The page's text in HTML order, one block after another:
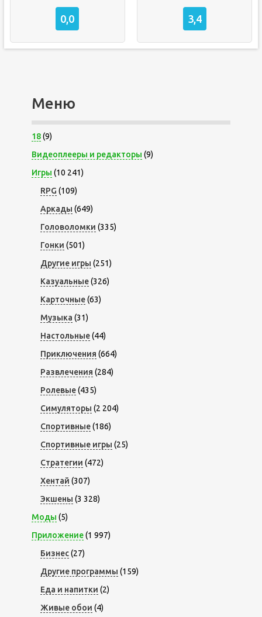
0,0 3,4
Меню
18(9)
Видеоплееры и редакторы (9)
Игры (10 241)
RPG (109)
Аркады (649)
Головоломки (335)
Гонки (501)
Другие игры (251)
Казуальные(326)
Карточные(63)
Музыка (31)
Настольные(44)
Приключения (664)
Развлечения (284)
Ролевые(435)
Симуляторы (2 204)
Спортивные(186)
Спортивные игры (25)
Стратегии (472)
Хентай (307)
Экшены (3 328)
Моды (5)
Приложение(1 997)
Бизнес(27)
Другие программы (159)
Еда и напитки (2)
Живые обои (4)